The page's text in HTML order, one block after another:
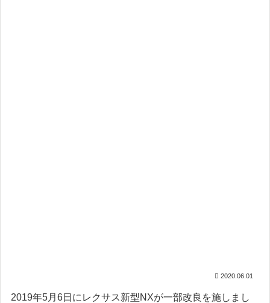
2020.06.01
2019年5月6日にレクサス新型NXが一部改良を施しまし